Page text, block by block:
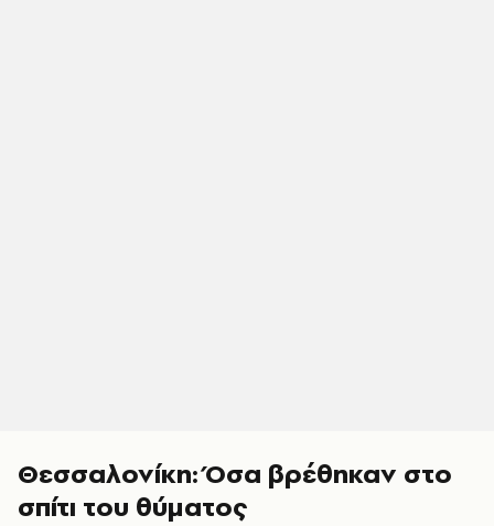
Θεσσαλονίκη: Όσα βρέθηκαν στο
σπίτι του θύματος